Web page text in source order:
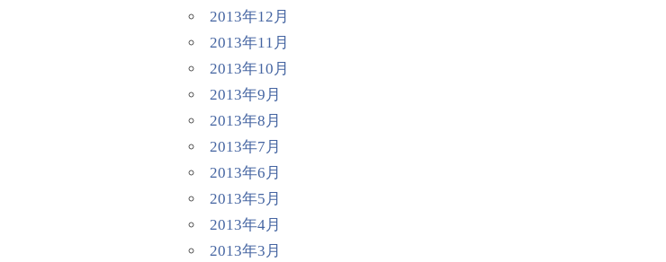
2013年12月
2013年11月
2013年10月
2013年9月
2013年8月
2013年7月
2013年6月
2013年5月
2013年4月
2013年3月